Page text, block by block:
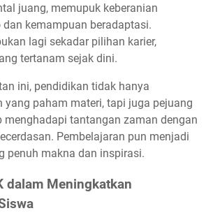
juang, memupuk keberanian
kemampuan beradaptasi.
lagi sekadar pilihan karier,
tertanam sejak dini.
ini, pendidikan tidak hanya
yang paham materi, tapi juga pejuang
menghadapi tantangan zaman dengan
Pembelajaran pun menjadi
penuh makna dan inspirasi.
dalam Meningkatkan